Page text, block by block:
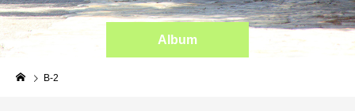
Album
B-2